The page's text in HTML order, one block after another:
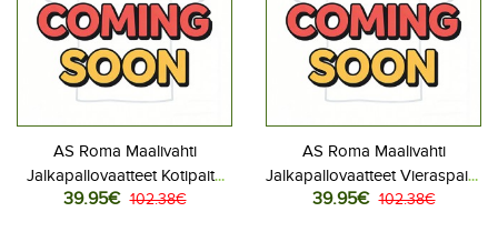
AS Roma Maalivahti
Jalkapallovaatteet Kotipaita
2025-26 Pitkähihainen
39.95€ 102.38€
AS Roma Maalivahti
Jalkapallovaatteet Vieraspaita
2025-26 Pitkähihainen
39.95€ 102.38€